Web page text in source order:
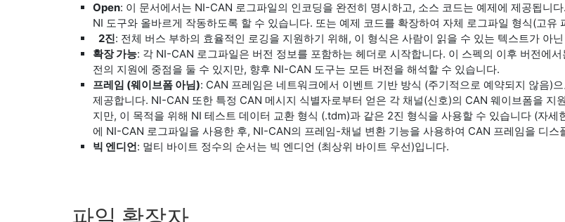
Open: 이 문서에서는 NI-CAN 로그파일의 인코딩을 완전히 명시하고, 소스 코드는 예제에 제공됩니
NI 도구와 올바르게 작동하도록 할 수 있습니다. 또는 예제 코드를 확장하여 자체 로그파일 형식(고유
2진: 전체 버스 부하의 효율적인 로깅을 지원하기 위해, 이 형식은 사람이 읽을 수 있는 텍스트가 아
확장 가능: 각 NI-CAN 로그파일은 버전 정보를 포함하는 헤더로 시작합니다. 이 스펙의 이후 버전에
전의 지원에 중점을 둘 수 있지만, 향후 NI-CAN 도구는 모든 버전을 해석할 수 있습니다.
프레임 (웨이브폼 아님): CAN 프레임은 네트워크에서 이벤트 기반 방식 (주기적으로 예약되지 않음)
제공합니다. NI-CAN 또한 특정 CAN 메시지 식별자로부터 얻은 각 채널(신호)의 CAN 웨이브폼을 지
지만, 이 목적을 위해 NI 테스트 데이터 교환 형식 (.tdm)과 같은 2진 형식을 사용할 수 있습니다 (자
에 NI-CAN 로그파일을 사용한 후, NI-CAN의 프레임-채널 변환 기능을 사용하여 CAN 프레임을 디스
빅 엔디언: 멀티 바이트 정수의 순서는 빅 엔디언 (최상위 바이트 우선)입니다.